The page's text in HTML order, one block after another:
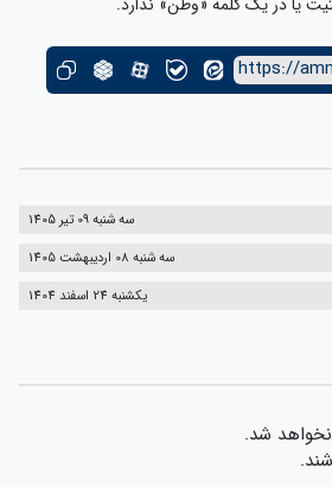
https://
سه شنبه 09 تیر 1405
سه شنبه 08 اردیبهشت 1405
یکشنبه 24 اسفند 1404
شد.